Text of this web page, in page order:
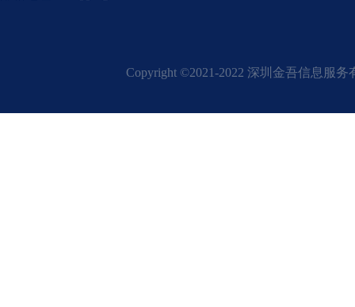
Copyright ©2021-2022 深圳金吾信息服务